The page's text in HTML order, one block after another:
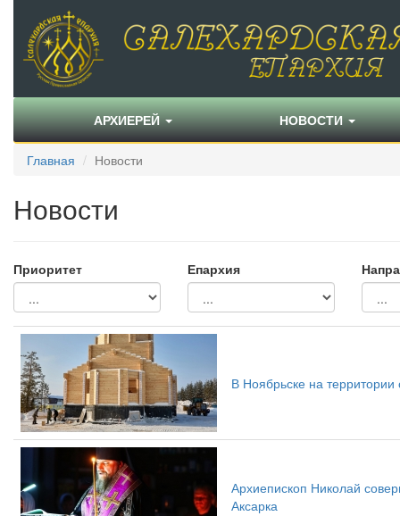
АРХИЕРЕЙ НОВОСТИ
Главная Новости
Новости
Приоритет Епархия
В Ноябрьске на
Архиепископ Николай
Аксарка